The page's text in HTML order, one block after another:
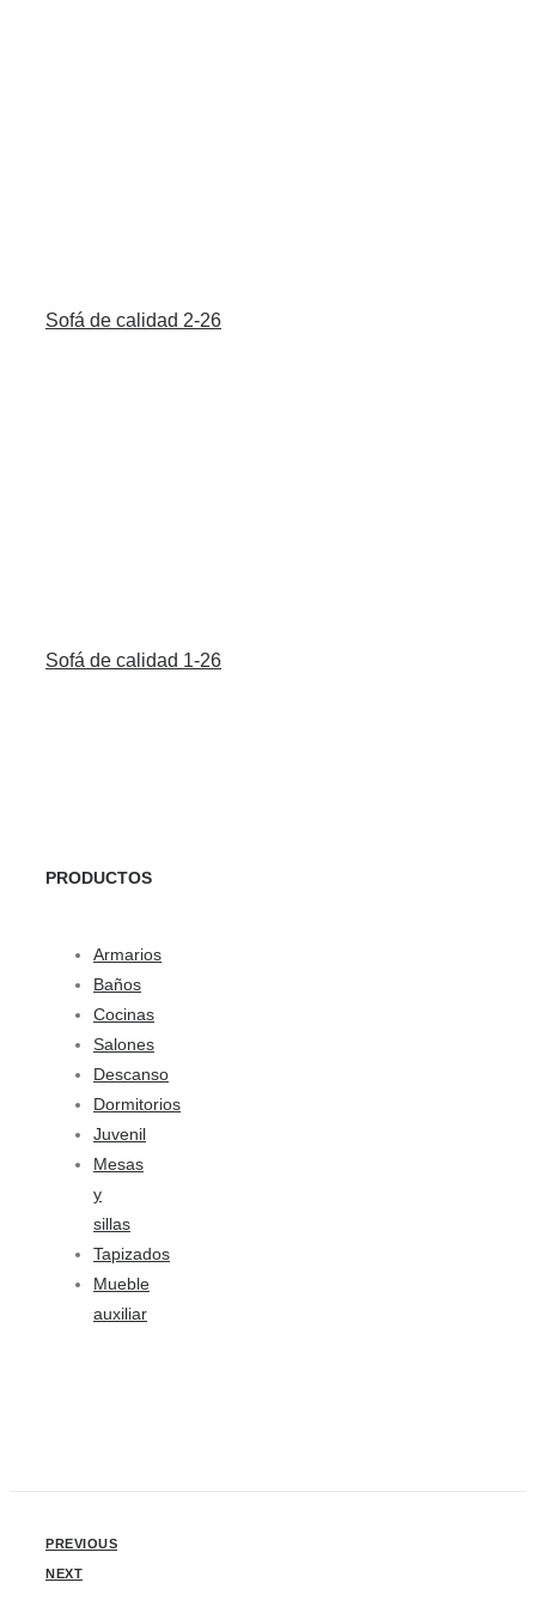
Sofá de calidad 2-26
Sofá de calidad 1-26
PRODUCTOS
Armarios
Baños
Cocinas
Salones
Descanso
Dormitorios
Juvenil
Mesas
y
sillas
Tapizados
Mueble
auxiliar
PREVIOUS
NEXT